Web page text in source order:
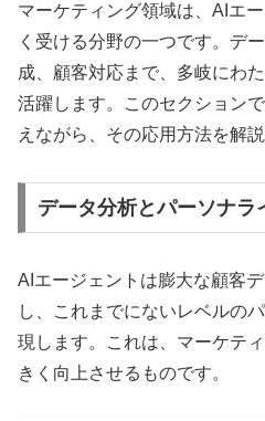
マーケティング領域は、AIエ
く受ける分野の一つです。デ
成、顧客対応まで、多岐にわ
活躍します。このセクション
えながら、その応用方法を解説
データ分析とパーソナラ
AIエージェントは膨大な顧客
し、これまでにないレベルの
現します。これは、マーケテ
きく向上させるものです。